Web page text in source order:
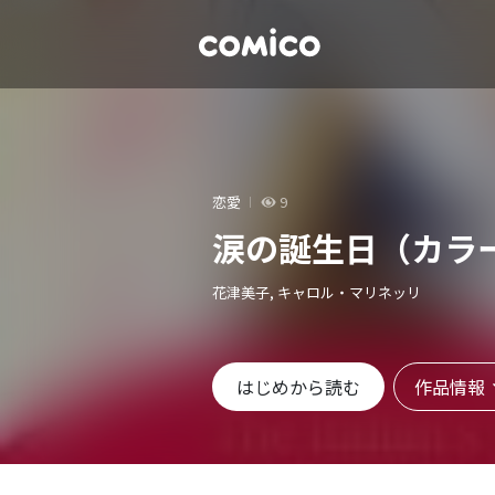
恋愛 9
涙の誕生日（カラ
花津美子, キャロル・マリネッリ
はじめから読む 作品情報